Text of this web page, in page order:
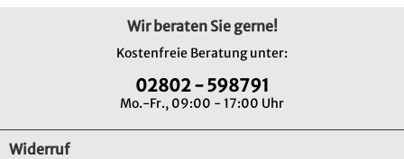
Wir beraten Sie gerne!
Kostenfreie Beratung unter:
02802 - 598791
Mo.-Fr., 09:00 - 17:00 Uhr
Widerruf